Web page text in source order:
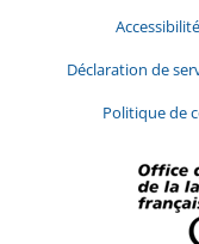
Accessibilité
Déclaration de
Politique de